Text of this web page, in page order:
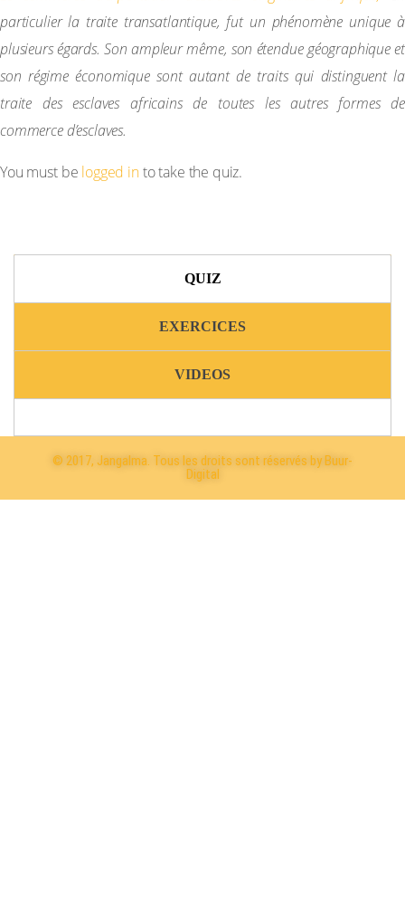
particulier la traite transatlantique, fut un phénomène unique à
plusieurs égards. Son ampleur même, son étendue géographique et
son régime économique sont autant de traits qui distinguent la
traite des esclaves africains de toutes les autres formes de
commerce d’esclaves.
You must be logged into take the quiz.
QUIZ
EXERCICES
VIDEOS
© 2017, Jangalma. Tous les droits sont réservés by Buur-
Digital